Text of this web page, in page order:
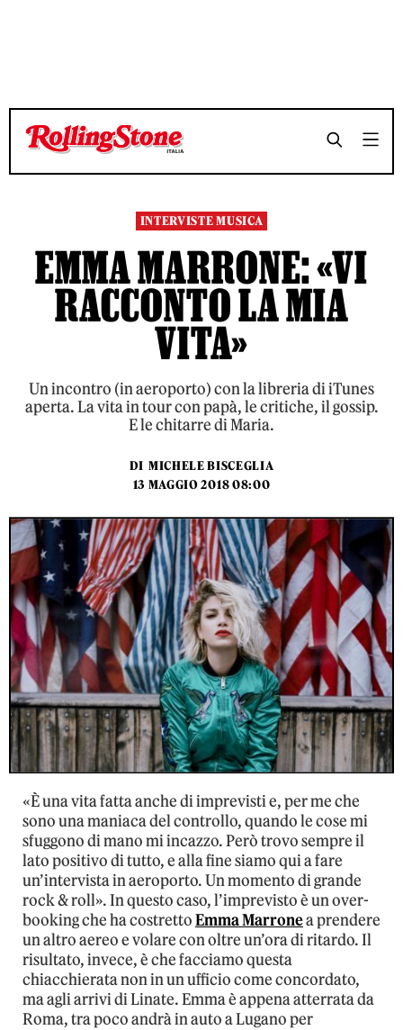
TEMPO DI LETTURA 7 MINUTI SHARE
TEMPO DI LETTURA 7 MINUTI SHARE
INTERVISTE MUSICA
EMMA MARRONE: «VI
RACCONTO LA MIA
VITA»
Un incontro (in aeroporto) con la libreria di iTunes
aperta. La vita in tour con papà, le critiche, il gossip.
E le chitarre di Maria.
DI MICHELE BISCEGLIA
13 MAGGIO 2018 08:00
«È una vita fatta anche di imprevisti e, per me che
sono una maniaca del controllo, quando le cose mi
sfuggono di mano mi incazzo. Però trovo sempre il
lato positivo di tutto, e alla fine siamo qui a fare
un’intervista in aeroporto. Un momento di grande
rock & roll». In questo caso, l’imprevisto è un over-
booking che ha costrettoEmma Marronea prendere
un altro aereo e volare con oltre un’ora di ritardo. Il
risultato, invece, è che facciamo questa
chiacchierata non in un ufficio come concordato,
ma agli arrivi di Linate. Emma è appena atterrata da
Roma, tra poco andrà in auto a Lugano per